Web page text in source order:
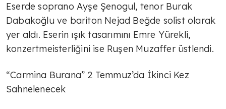
Eserde soprano Ayşe Şenogul, tenor Burak
Dabakoğlu ve bariton Nejad Beğde solist olarak
yer aldı. Eserin ışık tasarımını Emre Yürekli,
konzertmeisterliğini ise Ruşen Muzaffer üstlendi.
“Carmina Burana” 2 Temmuz’da İkinci Kez
Sahnelenecek